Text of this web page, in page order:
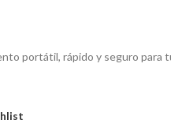
portátil, rápido y seguro para